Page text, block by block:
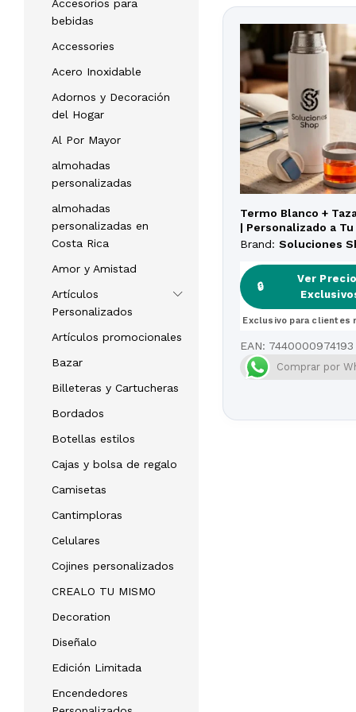
Termo Blanco +
| Personalizado a
Alta Calidad
Brand: Soluciones
🔒
Ver
Exclusivo para clientes
EAN: 7440000974193
🔒
Ver
Exclusivo para clientes
Comprar por
Accesorios para
bebidas
Accessories
Acero Inoxidable
Adornos y Decoración
del Hogar
Al Por Mayor
almohadas
personalizadas
almohadas
personalizadas en
Costa Rica
Amor y Amistad
Artículos
Personalizados
Artículos promocionales
Bazar
Billeteras y Cartucheras
Bordados
Botellas estilos
Cajas y bolsa de regalo
Camisetas
Cantimploras
Celulares
Cojines personalizados
CREALO TU MISMO
Decoration
Diseñalo
Edición Limitada
Encendedores